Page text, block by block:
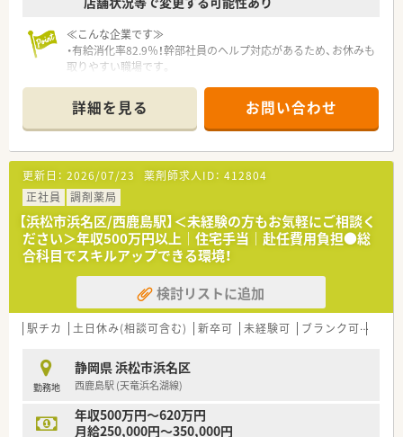
≪こんな企業です≫
・有給消化率82.9％！幹部社員のヘルプ対応があるため、お休みも
取りやすい職場です。
調整ができます
・産休・育休取得率100％！男性薬剤師の育児休業の実績もござい
ます。
復職後、お子様が小さいうちは「パート社員」、お子様が大きくな
り、手が離れてきたら「正社員」に戻ることも可能です。柔軟な雇
用形態の変更が何回でも可能です。
・従業員の平均年齢は34歳、幹部社員の平均年齢は38.6歳と、若
い社員が多いのも特徴です。年齢を問わず、実績を伴えば、幹部
を目指せます。
・薬剤師の正社員比率が70%強と非常に高い為、パートさんが多
い企業に比べて業務量が均一化されているのでお休みも取りや
すい環境です。
・働きやすい環境が後押しとなって、社員の平均勤続年数は約6年
と長めです。
・海外視察研修など様々な研修がございます
・外部研修や認定薬剤師取得の際の支援もおこなっております
・管理薬剤師～エリアマネージャーへのキャリアアップもあり、
企画力を高め、企業の幹部として活躍して行ける力を養う幹部研
修もございます
詳細を見る お問い合わせ
更新日： 2026/07/23 薬剤師求人ID： 412804
正社員
調剤薬局
【浜松市浜名区/西鹿島駅】＜未経験の方もお気軽にご相談く
ださい＞年収500万円以上｜住宅手当｜赴任費用負担●総
合科目でスキルアップできる環境！
検討リストに追加
駅チカ 土日休み(相談可含む) 新卒可 未経験可 ブランク可
勤務地
静岡県 浜松市浜名区
西鹿島駅 (天竜浜名湖線)
年収500万円～620万円
月給250,000円～350,000円